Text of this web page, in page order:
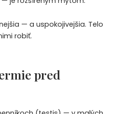
— a uspokojivejšia. Telo
robiť.
pred